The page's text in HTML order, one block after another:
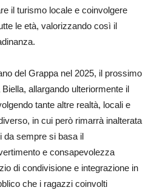
il turismo locale e coinvolgere
le età, valorizzando così il
del Grappa nel 2025, il prossimo
allargando ulteriormente il
tante altre realtà, locali e
in cui però rimarrà inalterata
da sempre si basa il
e consapevolezza
di condivisione e integrazione in
che i ragazzi coinvolti